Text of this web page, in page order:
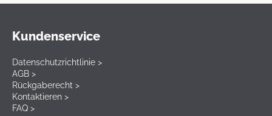
Kundenservice
Datenschutzrichtlinie >
AGB >
Rückgaberecht >
Kontaktieren >
FAQ >